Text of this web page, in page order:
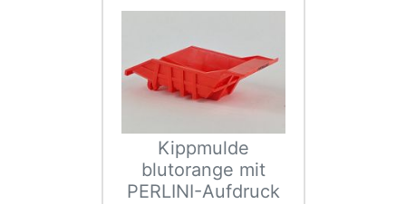
Kippmulde
blutorange mit
PERLINI-Aufdruck